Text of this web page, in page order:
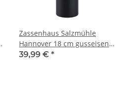
Zassenhaus Salzmühle
Hannover 18 cm gusseisen-
schwarz / Olivenholz
39,99 € *